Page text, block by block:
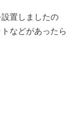
置しましたの
などがあったら